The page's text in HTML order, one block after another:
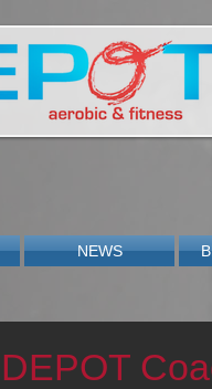
NEWS
DEPOT